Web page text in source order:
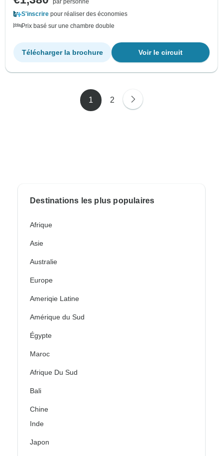
par personne
S'inscrire pour réaliser des économies
Prix basé sur une chambre double
Voir le circuit
Télécharger la brochure
1 2
Destinations les plus populaires
Afrique
Asie
Australie
Europe
Ameriqie Latine
Amérique du Sud
Égypte
Maroc
Afrique Du Sud
Bali
Chine
Inde
Japon